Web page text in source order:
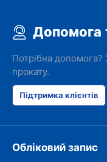
Допомога
Потрібна допомога?
прокату.
Підтримка клієнтів
Обліковий запис